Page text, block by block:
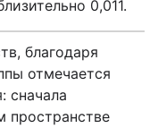
0,011.
благодаря
отмечается
сначала
пространстве